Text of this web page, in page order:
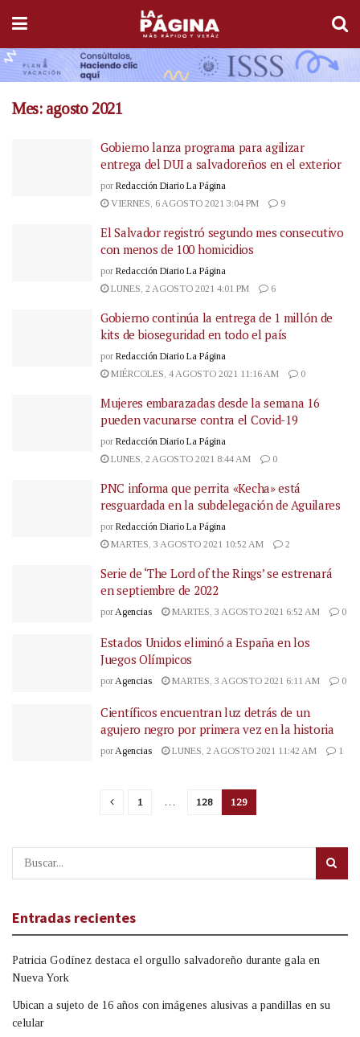
Mes: agosto 2021
Gobierno lanza programa para agilizar
entrega del DUI a salvadoreños en el exterior
por Redacción Diario La Página
VIERNES, 6 AGOSTO 2021 3:04 PM
9
El Salvador registró segundo mes consecutivo
con menos de 100 homicidios
por Redacción Diario La Página
LUNES, 2 AGOSTO 2021 4:01 PM
6
Gobierno continúa la entrega de 1 millón de
kits de bioseguridad en todo el país
por Redacción Diario La Página
MIÉRCOLES, 4 AGOSTO 2021 11:16 AM
0
Mujeres embarazadas desde la semana 16
pueden vacunarse contra el Covid-19
por Redacción Diario La Página
LUNES, 2 AGOSTO 2021 8:44 AM
0
PNC informa que perrita «Kecha» está
resguardada en la subdelegación de Aguilares
por Redacción Diario La Página
MARTES, 3 AGOSTO 2021 10:52 AM
2
Serie de ‘The Lord of the Rings’ se estrenará
en septiembre de 2022
por Agencias MARTES, 3 AGOSTO 2021 6:52 AM 0
Estados Unidos eliminó a España en los
Juegos Olímpicos
porAgencias MARTES, 3 AGOSTO 2021 6:11 AM 0
Científicos encuentran luz detrás de un
agujero negro por primera vez en la historia
por Agencias LUNES, 2 AGOSTO 2021 11:42 AM 1
1 … 128 129
Entradas recientes
Patricia Godínez destaca el orgullo salvadoreño durante gala en
Nueva York
Ubican a sujeto de 16 años con imágenes alusivas a pandillas en su
celular